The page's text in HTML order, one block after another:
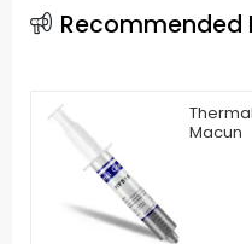
Recommended
Macun